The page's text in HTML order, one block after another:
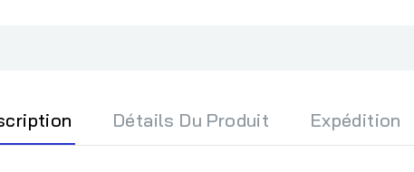
Détails Du Produit Expédition